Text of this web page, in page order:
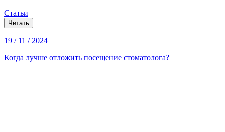
Статьи
Читать
19 / 11 / 2024
Когда лучше отложить посещение стоматолога?